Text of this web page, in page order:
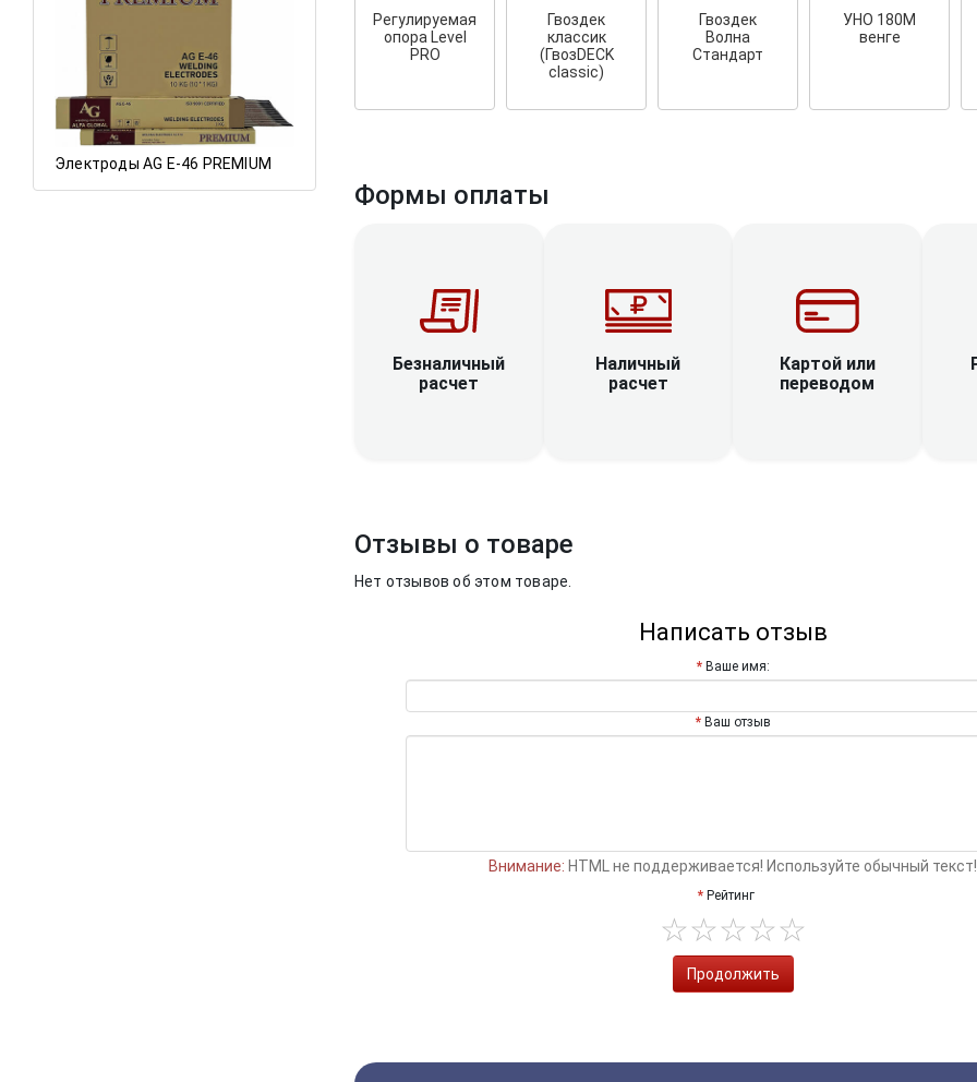
Электроды AG E-46 PREMIUM
остатков по ценам 2020 года!
.
Регулируемая
опора Level
PRO
Гвоздек
классик
(ГвозDECK
classic)
Гвоздек
Волна
Стандарт
УНО 180М
венге
Формы оплаты
Безналичный
расчет
Наличный
расчет
Картой или
переводом
Отзывы о товаре
Нет отзывов об этом товаре.
Написать отзыв
Ваше имя:
Ваш отзыв
Внимание: HTML не поддерживается! Используйте обычный текст!
Рейтинг
Продолжить